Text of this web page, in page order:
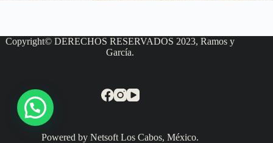
Copyright© DERECHOS RESERVADOS 2023, Ramos y
García.
Powered by Netsoft Los Cabos, México.